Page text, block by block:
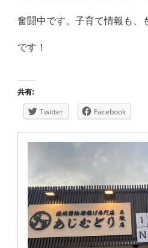
奮闘中です。子育て情報も、
です！
共有:
Twitter Facebook